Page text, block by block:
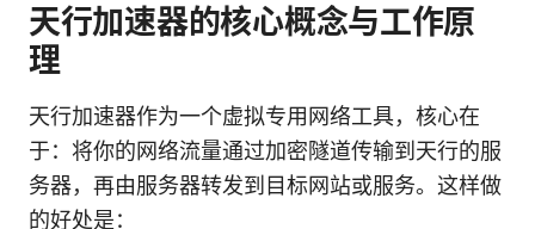
天行加速器的核心概念与工作原
理
天行加速器作为一个虚拟专用网络工具，核心在
于：将你的网络流量通过加密隧道传输到天行的服
务器，再由服务器转发到目标网站或服务。这样做
的好处是：